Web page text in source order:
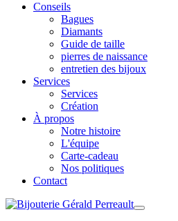
Conseils
Bagues
Diamants
Guide de taille
pierres de naissance
entretien des bijoux
Services
Services
Création
À propos
Notre histoire
L'équipe
Carte-cadeau
Nos politiques
Contact